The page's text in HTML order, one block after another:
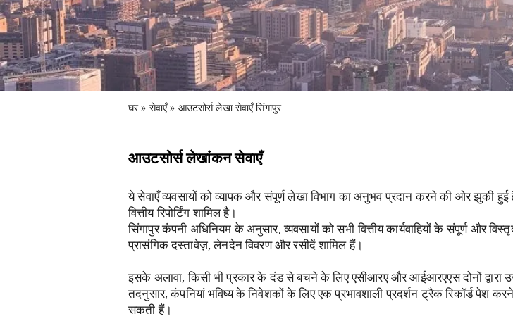
घर» सेवाएँ » आउटसोर्स लेखा सेवाएँ सिंगापुर
आउटसोर्स लेखांकन सेवाएँ
ये सेवाएँ व्यवसायों को व्यापक और संपूर्ण लेखा विभाग का अनुभव प्रदान करने की ओर
वित्तीय रिपोर्टिंग शामिल है।
सिंगापुर कंपनी अधिनियम के अनुसार, व्यवसायों को सभी वित्तीय कार्यवाहियों के संपूर्ण और
प्रासंगिक दस्तावेज़, लेनदेन विवरण और रसीदें शामिल हैं।
इसके अलावा, किसी भी प्रकार के दंड से बचने के लिए एसीआरए और आईआरएएस दोनों द्वारा
तदनुसार, कंपनियां भविष्य के निवेशकों के लिए एक प्रभावशाली प्रदर्शन ट्रैक रिकॉर्ड पेश
सकती हैं।